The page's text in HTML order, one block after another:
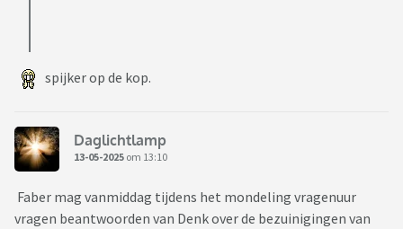
spijker op de kop.
Daglichtlamp
13-05-2025 om 13:10
Faber mag vanmiddag tijdens het mondeling vragenuur
vragen beantwoorden van Denk over de bezuinigingen van